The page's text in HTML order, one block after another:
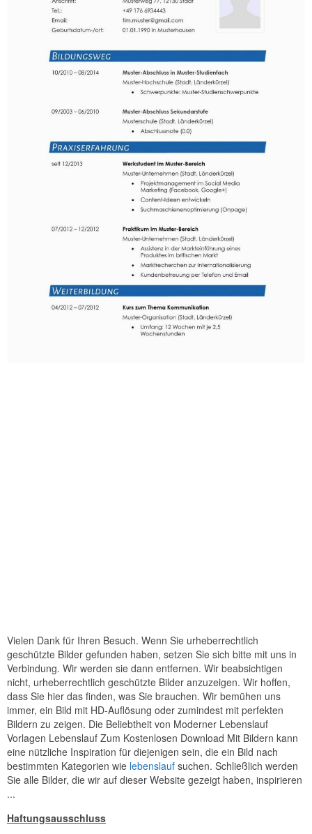
Vielen Dank für Ihren Besuch. Wenn Sie urheberrechtlich
geschützte Bilder gefunden haben, setzen Sie sich bitte mit uns in
Verbindung. Wir werden sie dann entfernen. Wir beabsichtigen
nicht, urheberrechtlich geschützte Bilder anzuzeigen. Wir hoffen,
dass Sie hier das finden, was Sie brauchen. Wir bemühen uns
immer, ein Bild mit HD-Auflösung oder zumindest mit perfekten
Bildern zu zeigen. Die Beliebtheit von Moderner Lebenslauf
Vorlagen Lebenslauf Zum Kostenlosen Download Mit Bildern kann
eine nützliche Inspiration für diejenigen sein, die ein Bild nach
bestimmten Kategorien wie lebenslauf suchen. Schließlich werden
Sie alle Bilder, die wir auf dieser Website gezeigt haben, inspirieren
...
Haftungsausschluss